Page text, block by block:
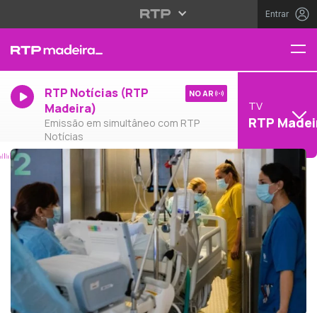
Entrar
RTP Notícias (RTP
Madeira)
Emissão em simultâneo com RTP
Notícias
NO AR
TV
RTP